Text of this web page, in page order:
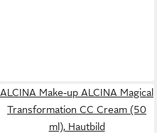
ALCINA Make-up ALCINA Magical
Transformation CC Cream (50
ml), Hautbild